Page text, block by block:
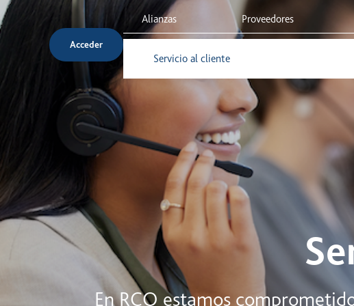
Proveedores
Alianzas
Servicio al cliente
Acceder
En RCO estamos